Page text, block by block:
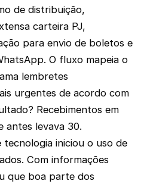
de distribuição,
carteira PJ,
para envio de boletos e
O fluxo mapeia o
lembretes
urgentes de acordo com
Recebimentos em
antes levava 30.
iniciou o uso de
Com informações
que boa parte dos